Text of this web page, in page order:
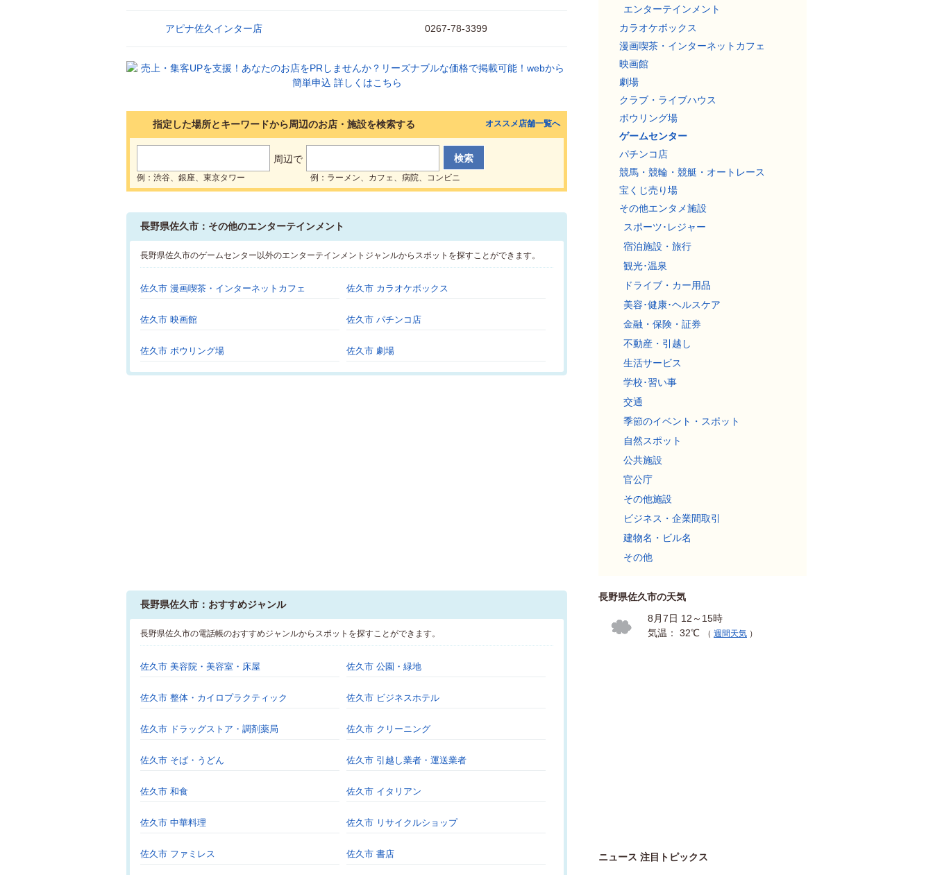
アピナ佐久インター店 0267-78-3399
指定した場所とキーワードから周辺のお店・施設を検索する
周辺で
例：渋谷、銀座、東京タワー 例：ラーメン、カフェ、病院、コンビニ
オススメ店舗一覧へ
長野県佐久市：その他のエンターテインメント
長野県佐久市のゲームセンター以外のエンターテインメントジャンルからスポットを探すことができます。
佐久市 漫画喫茶・インターネットカフェ 佐久市 カラオケボックス
佐久市 映画館 佐久市 パチンコ店
佐久市 ボウリング場 佐久市 劇場
長野県佐久市：おすすめジャンル
長野県佐久市の電話帳のおすすめジャンルからスポットを探すことができます。
佐久市 美容院・美容室・床屋 佐久市 公園・緑地
佐久市 整体・カイロプラクティック 佐久市 ビジネスホテル
佐久市 ドラッグストア・調剤薬局 佐久市 クリーニング
佐久市 そば・うどん 佐久市 引越し業者・運送業者
佐久市 和食 佐久市 イタリアン
佐久市 中華料理 佐久市 リサイクルショップ
佐久市 ファミレス 佐久市 書店
エンターテインメント
カラオケボックス
漫画喫茶・インターネットカフェ
映画館
劇場
クラブ・ライブハウス
ボウリング場
ゲームセンター
パチンコ店
競馬・競輪・競艇・オートレース
宝くじ売り場
その他エンタメ施設
スポーツ･レジャー
宿泊施設・旅行
観光･温泉
ドライブ・カー用品
美容･健康･ヘルスケア
金融・保険・証券
不動産・引越し
生活サービス
学校･習い事
交通
季節のイベント・スポット
自然スポット
公共施設
官公庁
その他施設
ビジネス・企業間取引
建物名・ビル名
その他
長野県佐久市の天気
8月7日 12～15時
気温： 32℃
（ 週間天気 ）
ニュース 注目トピックス